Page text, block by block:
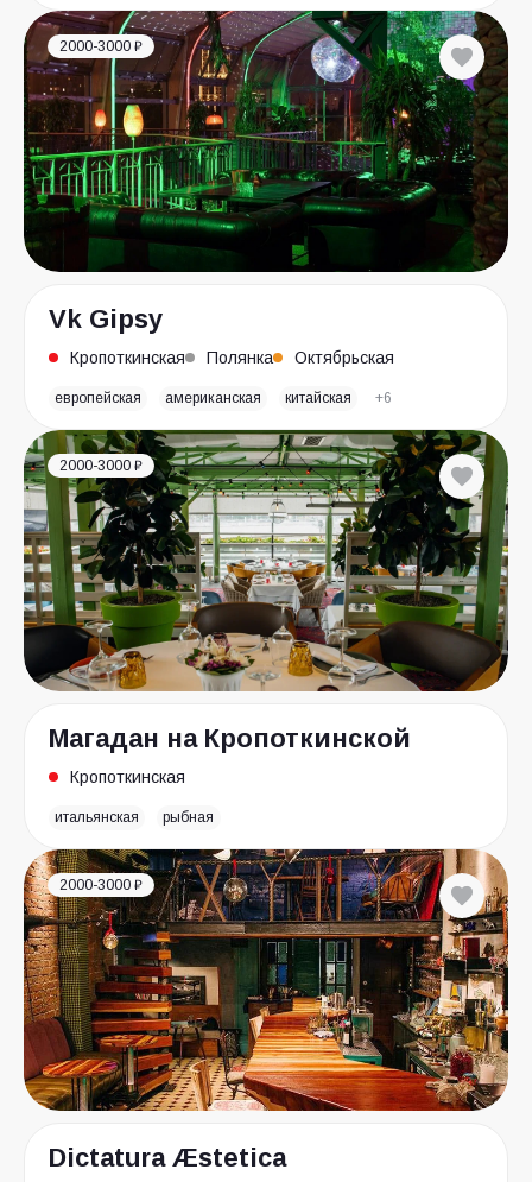
2000-3000 ₽
Vk Gipsy
Кропоткинская Полянка Октябрьская
европейская американская китайская +6
2000-3000 ₽
Магадан на Кропоткинской
Кропоткинская
итальянская рыбная
2000-3000 ₽
Dictatura Æstetica